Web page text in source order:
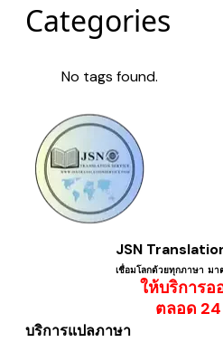
Categories
No tags found.
JSN
เชื่อมโลกด้วยทุกภาษา ​มา
ให้บริการอ
ตลอด
บริการแปลภาษา